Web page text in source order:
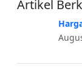
Artikel